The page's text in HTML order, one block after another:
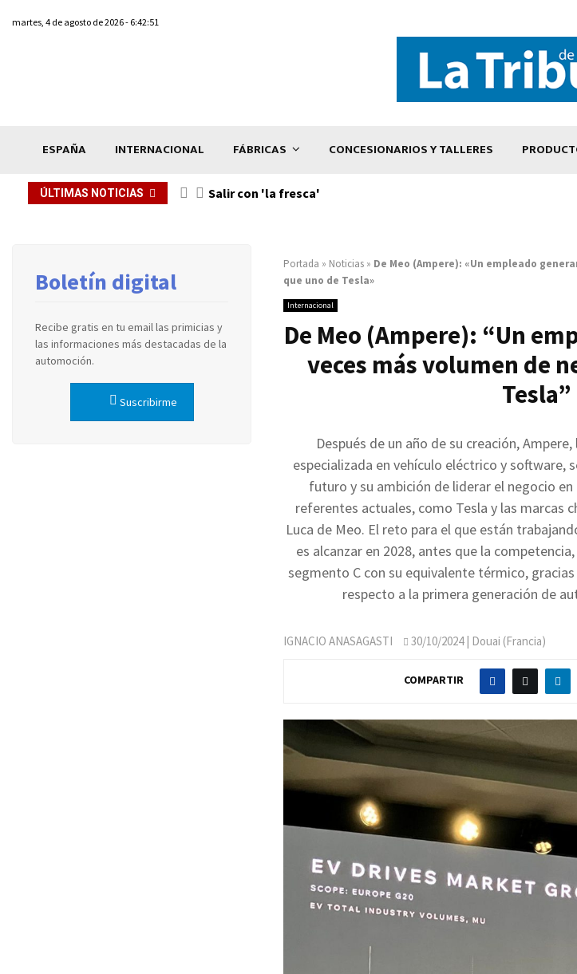
martes, 4 de agosto de 2026 - 6:42:51
ESPAÑA INTERNACIONAL FÁBRICAS CONCESIONARIOS Y TALLERES
ÚLTIMAS NOTICIAS Salir con 'la fresca'
Portada » Noticias » De Meo (Ampere): «Un empleado
que uno de Tesla»
Internacional
De Meo (Ampere): “Un
veces más volumen de
Tesla”
Después de un año de su creación,
especializada en vehículo eléctrico y software,
futuro y su ambición de liderar el negocio
referentes actuales, como Tesla y las marcas
Luca de Meo. El reto para el que están
es alcanzar en 2028, antes que la
segmento C con su equivalente térmico,
respecto a la primera generación de
IGNACIO ANASAGASTI 30/10/2024| Douai (Francia)
COMPARTIR
Boletín digital
Recibe gratis en tu email las primicias y
las informaciones más destacadas de la
automoción.
Suscribirme